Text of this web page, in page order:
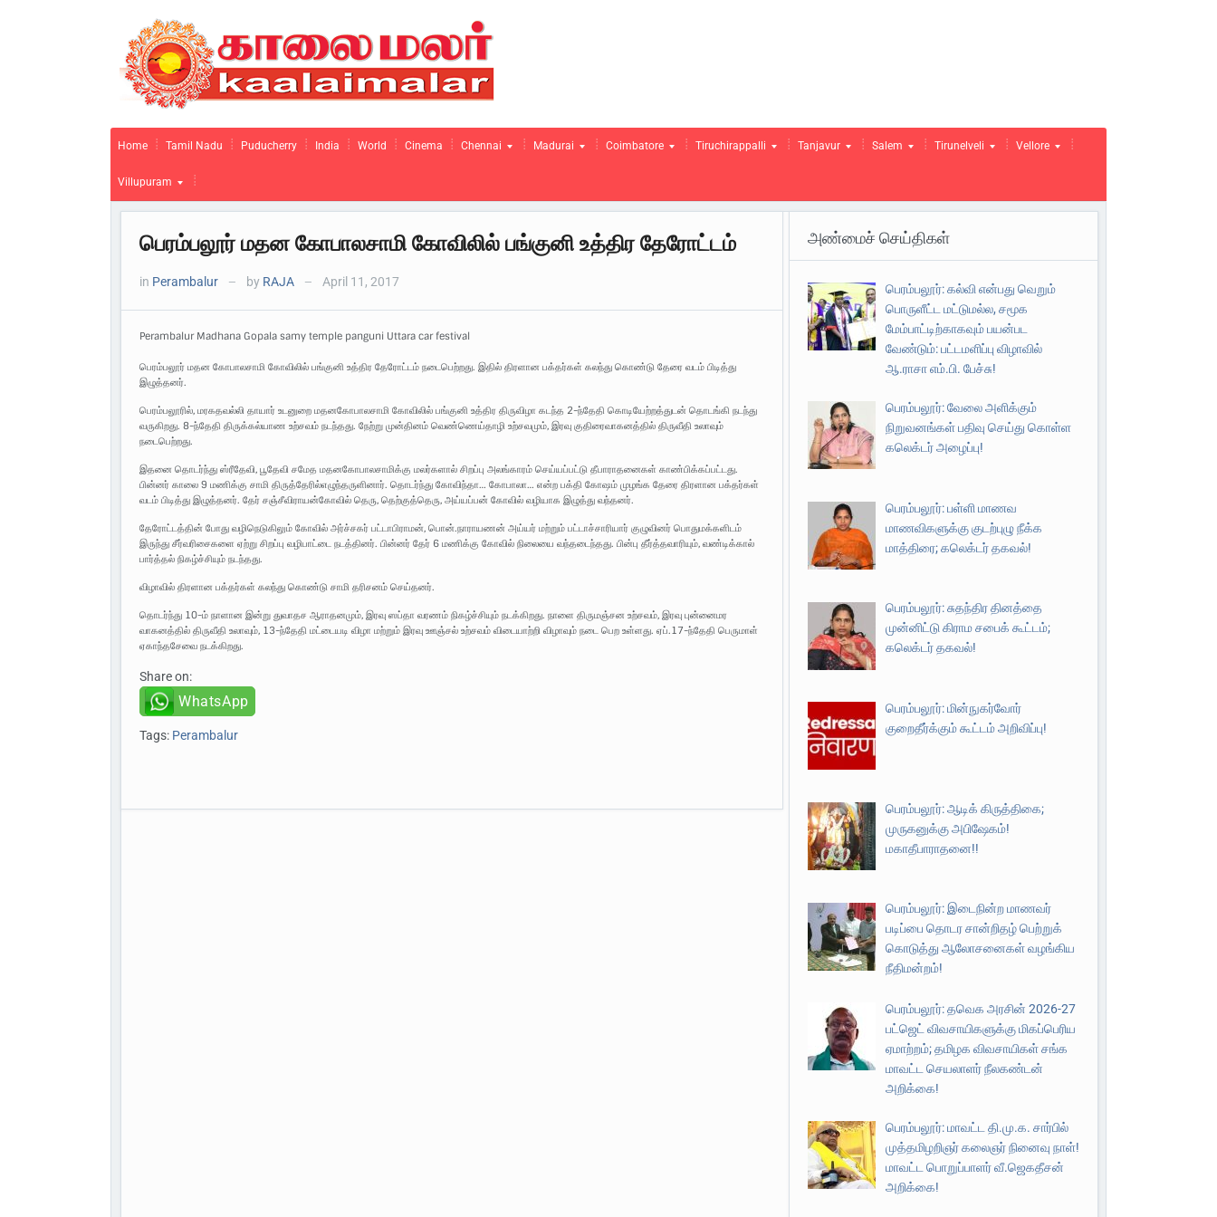
Home Tamil Nadu Puducherry India World Cinema Chennai Madurai Coimbatore Tiruchirappalli Tanjavur Salem Tirunelveli Vellore
Villupuram
பெரம்பலூர் மதன கோபாலசாமி கோவிலில் பங்குனி உத்திர தேரோட்டம்
in Perambalur — by RAJA — April 11, 2017
Perambalur Madhana Gopala samy temple panguni Uttara car festival
பெரம்பலூர் மதன கோபாலசாமி கோவிலில் பங்குனி உத்திர தேரோட்டம் நடைபெற்றது. இதில் திரளான பக்தர்கள் கலந்து கொண்டு தேரை வடம் பிடித்து
இழுத்தனர்.
பெரம்பலூரில், மரகதவல்லி தாயார் உடனுறை மதனகோபாலசாமி கோவிலில் பங்குனி உத்திர திருவிழா கடந்த 2-ந்தேதி கொடியேற்றத்துடன் தொடங்கி நடந்து
வருகிறது. 8-ந்தேதி திருக்கல்யாண உற்சவம் நடந்தது. நேற்று முன்தினம் வெண்ணெய்தாழி உற்சவமும், இரவு குதிரைவாகனத்தில் திருவீதி உலாவும்
நடைபெற்றது.
இதனை தொடர்ந்து ஸ்ரீதேவி, பூதேவி சமேத மதனகோபாலசாமிக்கு மலர்களால் சிறப்பு அலங்காரம் செய்யப்பட்டு தீபாராதனைகள் காண்பிக்கப்பட்டது.
பின்னர் காலை 9 மணிக்கு சாமி திருத்தேரில்எழுந்தருளினார். தொடர்ந்து கோவிந்தா… கோபாலா… என்ற பக்தி கோஷம் முழங்க தேரை திரளான பக்தர்கள்
வடம் பிடித்து இழுத்தனர். தேர் சஞ்சீவிராயன்கோவில் தெரு, தெற்குத்தெரு, அய்யப்பன் கோவில் வழியாக இழுத்து வந்தனர்.
தேரோட்டத்தின் போது வழிநெடுகிலும் கோவில் அர்ச்சகர் பட்டாபிராமன், பொன்.நாராயணன் அய்யர் மற்றும் பட்டாச்சாரியார் குழுவினர் பொதுமக்களிடம்
இருந்து சீர்வரிசைகளை ஏற்று சிறப்பு வழிபாட்டை நடத்தினர். பின்னர் தேர் 6 மணிக்கு கோவில் நிலையை வந்தடைந்தது. பின்பு தீர்த்தவாரியும், வண்டிக்கால்
பார்த்தல் நிகழ்ச்சியும் நடந்தது.
விழாவில் திரளான பக்தர்கள் கலந்து கொண்டு சாமி தரிசனம் செய்தனர்.
தொடர்ந்து 10-ம் நாளான இன்று துவாதச ஆராதனமும், இரவு ஸப்தா வரணம் நிகழ்ச்சியும் நடக்கிறது. நாளை திருமஞ்சன உற்சவம், இரவு புன்னைமர
வாகனத்தில் திருவீதி உலாவும், 13-ந்தேதி மட்டையடி விழா மற்றும் இரவு ஊஞ்சல் உற்சவம் விடையாற்றி விழாவும் நடை பெற உள்ளது. ஏப்.17-ந்தேதி பெருமாள்
ஏகாந்தசேவை நடக்கிறது.
Share on:
WhatsApp
Tags: Perambalur
அண்மைச் செய்திகள்
பெரம்பலூர்: கல்வி என்பது வெறும்
பொருளீட்ட மட்டுமல்ல, சமூக
மேம்பாட்டிற்காகவும் பயன்பட
வேண்டும்: பட்டமளிப்பு விழாவில்
ஆ.ராசா எம்.பி. பேச்சு!
பெரம்பலூர்: வேலை அளிக்கும்
நிறுவனங்கள் பதிவு செய்து கொள்ள
கலெக்டர் அழைப்பு!
பெரம்பலூர்: பள்ளி மாணவ
மாணவிகளுக்கு குடற்புழு நீக்க
மாத்திரை; கலெக்டர் தகவல்!
பெரம்பலூர்: சுதந்திர தினத்தை
முன்னிட்டு கிராம சபைக் கூட்டம்;
கலெக்டர் தகவல்!
பெரம்பலூர்: மின்நுகர்வோர்
குறைதீர்க்கும் கூட்டம் அறிவிப்பு!
பெரம்பலூர்: ஆடிக் கிருத்திகை;
முருகனுக்கு அபிஷேகம்!
மகாதீபாராதனை!!
பெரம்பலூர்: இடைநின்ற மாணவர்
படிப்பை தொடர சான்றிதழ் பெற்றுக்
கொடுத்து ஆலோசனைகள் வழங்கிய
நீதிமன்றம்!
பெரம்பலூர்: தவெக அரசின் 2026-27
பட்ஜெட் விவசாயிகளுக்கு மிகப்பெரிய
ஏமாற்றம்; தமிழக விவசாயிகள் சங்க
மாவட்ட செயலாளர் நீலகண்டன்
அறிக்கை!
பெரம்பலூர்: மாவட்ட தி.மு.க. சார்பில்
முத்தமிழறிஞர் கலைஞர் நினைவு நாள்!
மாவட்ட பொறுப்பாளர் வீ.ஜெகதீசன்
அறிக்கை!